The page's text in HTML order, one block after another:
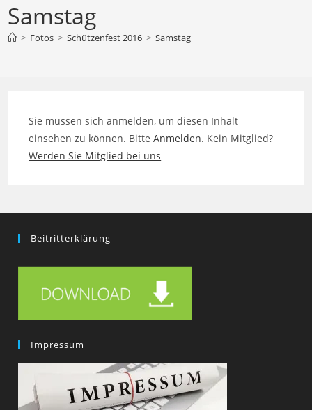
Samstag
> Fotos > Schützenfest 2016 > Samstag
Sie müssen sich anmelden, um diesen Inhalt
einsehen zu können. BitteAnmelden. Kein Mitglied?
Werden Sie Mitglied bei uns
Beitritterklärung
Impressum